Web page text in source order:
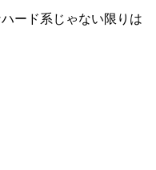
ード系じゃない限りは